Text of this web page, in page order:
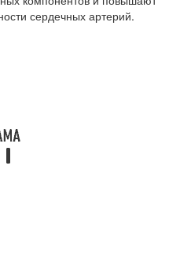
сердечных артерий.